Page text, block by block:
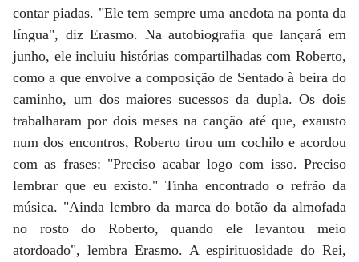
contar piadas. "Ele tem sempre uma anedota na ponta da
língua", diz Erasmo. Na autobiografia que lançará em
junho, ele incluiu histórias compartilhadas com Roberto,
como a que envolve a composição de Sentado à beira do
caminho, um dos maiores sucessos da dupla. Os dois
trabalharam por dois meses na canção até que, exausto
num dos encontros, Roberto tirou um cochilo e acordou
com as frases: "Preciso acabar logo com isso. Preciso
lembrar que eu existo." Tinha encontrado o refrão da
música. "Ainda lembro da marca do botão da almofada
no rosto do Roberto, quando ele levantou meio
atordoado", lembra Erasmo. A espirituosidade do Rei,